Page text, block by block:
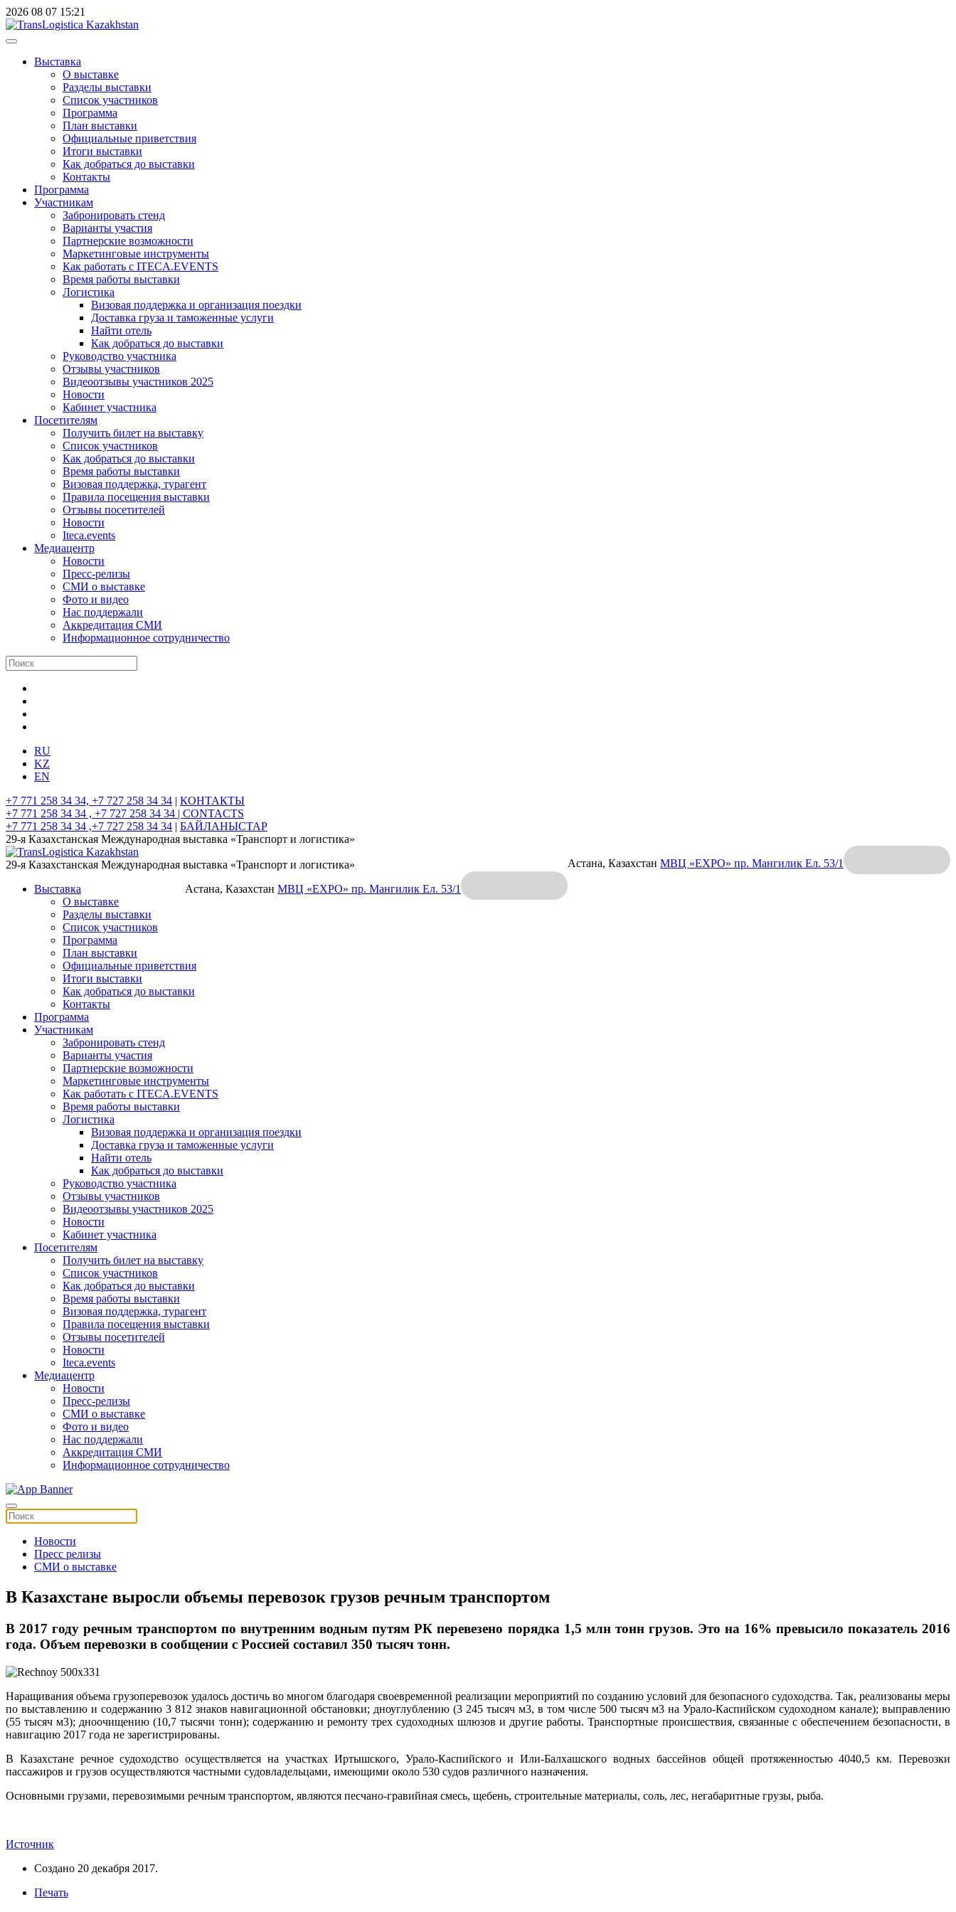
2026 08 07 15:21
Выставка
О выставке
Разделы выставки
Список участников
Программа
План выставки
Официальные приветствия
Итоги выставки
Как добраться до выставки
Контакты
Программа
Участникам
Забронировать стенд
Варианты участия
Партнерские возможности
Маркетинговые инструменты
Как работать с ITECA.EVENTS
Время работы выставки
Логистика
Визовая поддержка и организация поездки
Доставка груза и таможенные услуги
Найти отель
Как добраться до выставки
Руководство участника
Отзывы участников
Видеоотзывы участников 2025
Новости
Кабинет участника
Посетителям
Получить билет на выставку
Список участников
Как добраться до выставки
Время работы выставки
Визовая поддержка, турагент
Правила посещения выставки
Отзывы посетителей
Новости
Iteca.events
Медиацентр
Новости
Пресс-релизы
СМИ о выставке
Фото и видео
Нас поддержали
Аккредитация СМИ
Информационное сотрудничество
RU
KZ
EN
+7 771 258 34 34, +7 727 258 34 34 | КОНТАКТЫ
+7 771 258 34 34 , +7 727 258 34 34 | CONTACTS
+7 771 258 34 34 ,+7 727 258 34 34 | БАЙЛАНЫСТАР
29-я Казахстанская Международная выставка «Транспорт и логистика»
Астана, Казахстан МВЦ «EXPO» пр. Мангилик Ел. 53/1
29-я Казахстанская Международная выставка «Транспорт и логистика»
Астана, Казахстан МВЦ «EXPO» пр. Мангилик Ел. 53/1
Выставка
О выставке
Разделы выставки
Список участников
Программа
План выставки
Официальные приветствия
Итоги выставки
Как добраться до выставки
Контакты
Программа
Участникам
Забронировать стенд
Варианты участия
Партнерские возможности
Маркетинговые инструменты
Как работать с ITECA.EVENTS
Время работы выставки
Логистика
Визовая поддержка и организация поездки
Доставка груза и таможенные услуги
Найти отель
Как добраться до выставки
Руководство участника
Отзывы участников
Видеоотзывы участников 2025
Новости
Кабинет участника
Посетителям
Получить билет на выставку
Список участников
Как добраться до выставки
Время работы выставки
Визовая поддержка, турагент
Правила посещения выставки
Отзывы посетителей
Новости
Iteca.events
Медиацентр
Новости
Пресс-релизы
СМИ о выставке
Фото и видео
Нас поддержали
Аккредитация СМИ
Информационное сотрудничество
Новости
Пресс релизы
СМИ о выставке
В Казахстане выросли объемы перевозок грузов речным транспортом
В 2017 году речным транспортом по внутренним водным путям РК перевезено порядка 1,5 млн тонн грузов. Это на 16% превысило показатель 2016
года. Объем перевозки в сообщении с Россией составил 350 тысяч тонн.
Наращивания объема грузоперевозок удалось достичь во многом благодаря своевременной реализации мероприятий по созданию условий для безопасного судоходства. Так, реализованы меры
по выставлению и содержанию 3 812 знаков навигационной обстановки; дноуглублению (3 245 тысяч м3, в том числе 500 тысяч м3 на Урало-Каспийском судоходном канале); выправлению
(55 тысяч м3); дноочищению (10,7 тысячи тонн); содержанию и ремонту трех судоходных шлюзов и другие работы. Транспортные происшествия, связанные с обеспечением безопасности, в
навигацию 2017 года не зарегистрированы.
В Казахстане речное судоходство осуществляется на участках Иртышского, Урало-Каспийского и Или-Балхашского водных бассейнов общей протяженностью 4040,5 км. Перевозки
пассажиров и грузов осуществляются частными судовладельцами, имеющими около 530 судов различного назначения.
Основными грузами, перевозимыми речным транспортом, являются песчано-гравийная смесь, щебень, строительные материалы, соль, лес, негабаритные грузы, рыба.
Источник
Создано 20 декабря 2017.
Печать